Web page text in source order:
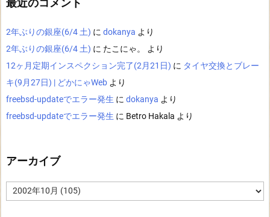
最近のコメント
2年ぶりの銀座(6/4 土) に dokanya より
2年ぶりの銀座(6/4 土) に たこにゃ。
より
12ヶ月定期インスペクション完了(2月21日) に タイヤ交換とブレー
キ(9月27日) | どかにゃWeb より
freebsd-updateでエラー発生 に dokanya より
freebsd-updateでエラー発生 に Betro Hakala より
アーカイブ
ア
ー